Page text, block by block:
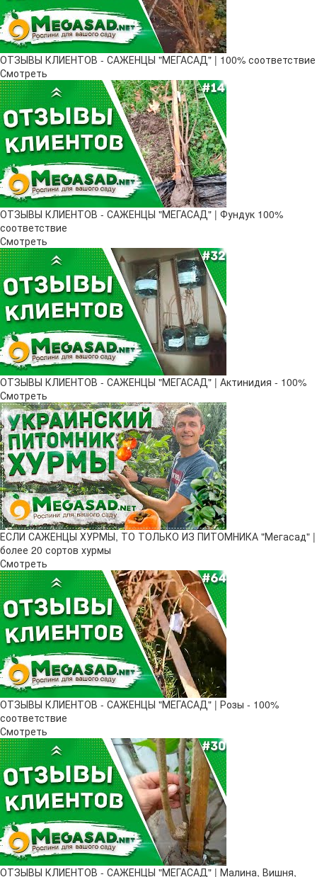
ОТЗЫВЫ КЛИЕНТОВ - САЖЕНЦЫ "МЕГАСАД" | 100% соответствие
Смотреть
ОТЗЫВЫ КЛИЕНТОВ - САЖЕНЦЫ "МЕГАСАД" | Фундук 100%
соответствие
Смотреть
ОТЗЫВЫ КЛИЕНТОВ - САЖЕНЦЫ "МЕГАСАД" | Актинидия - 100%
Смотреть
ЕСЛИ САЖЕНЦЫ ХУРМЫ, ТО ТОЛЬКО ИЗ ПИТОМНИКА "Мегасад" |
более 20 сортов хурмы
Смотреть
ОТЗЫВЫ КЛИЕНТОВ - САЖЕНЦЫ "МЕГАСАД" | Розы - 100%
соответствие
Смотреть
ОТЗЫВЫ КЛИЕНТОВ - САЖЕНЦЫ "МЕГАСАД" | Малина, Вишня,